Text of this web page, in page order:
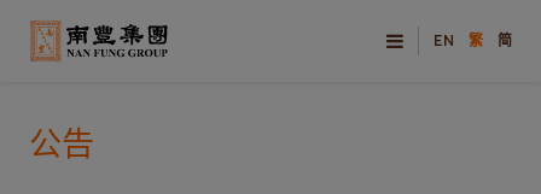
EN 繁 简
公告